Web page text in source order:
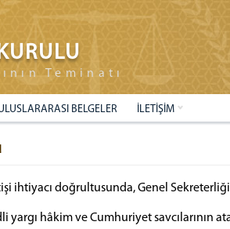
Teminatı
BELGELER İLETİŞİM
ihtiyacı doğrultusunda, Genel
hâkim ve Cumhuriyet savcılarının